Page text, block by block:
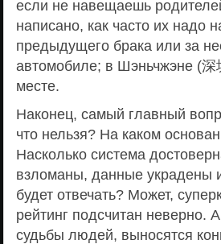
если не навещаешь
написано, как часто их надо
предыдущего брака или за
автомобиле; в Шэньчжэне (
месте.
Наконец, самый главный
что нельзя? На каком
Насколько система
взломаны, данные украдены
будет отвечать? Может,
рейтинг подсчитан неверно.
судьбы людей, выносятся